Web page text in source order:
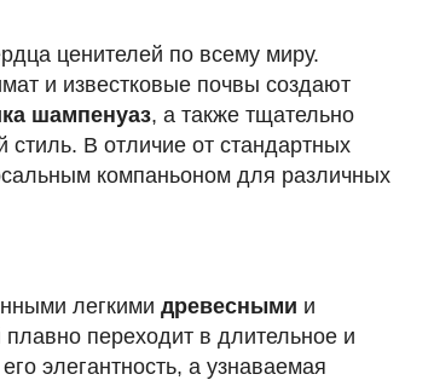
ценителей по всему миру.
и известковые почвы создают
шампенуаз, а также тщательно
В отличие от стандартных
компаньоном для различных
легкими древесными и
переходит в длительное и
элегантность, а узнаваемая